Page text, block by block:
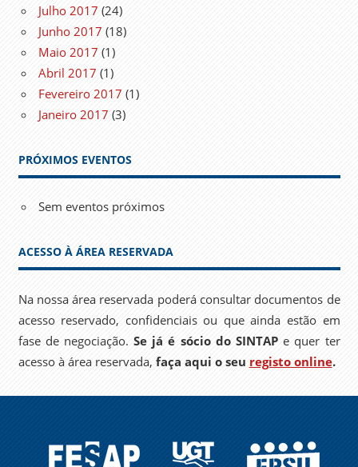
Julho 2017 (24)
Junho 2017 (18)
Maio 2017 (1)
Abril 2017 (1)
Fevereiro 2017 (1)
Janeiro 2017 (3)
PRÓXIMOS EVENTOS
Sem eventos próximos
ACESSO À ÁREA RESERVADA
Na nossa área reservada poderá consultar documentos de
acesso reservado, confidenciais ou que ainda estão em
fase de negociação.Se já é sócio do SINTAPe quer ter
acesso à área reservada, faça aqui o seu registo online.
FESAP UGT EPSU